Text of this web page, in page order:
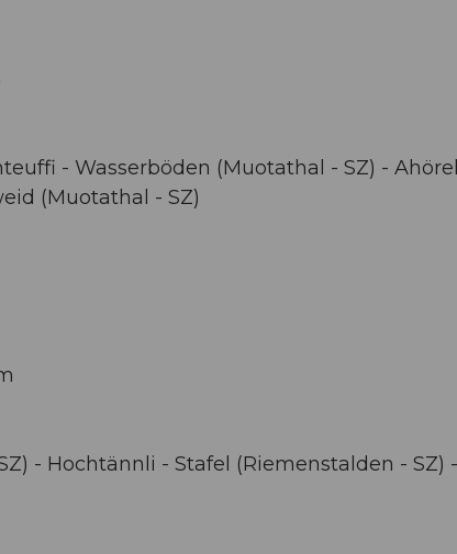
- Wasserböden (Muotathal - SZ) -
(Muotathal - SZ)
- Hochtännli - Stafel (Riemenstalden - SZ)